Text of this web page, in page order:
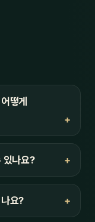
떻게
있나요?
요?